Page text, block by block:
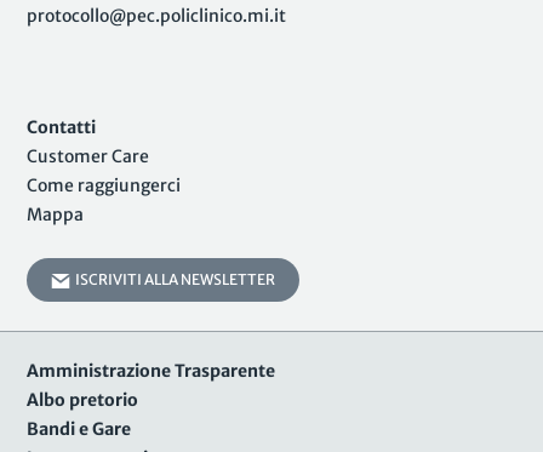
protocollo@pec.policlinico.mi.it
Contatti
Customer Care
Come raggiungerci
Mappa
ISCRIVITI ALLA NEWSLETTER
Amministrazione Trasparente
Albo pretorio
Bandi e Gare